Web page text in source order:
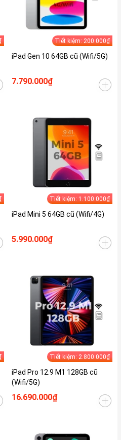
Tiết kiệm: 200.000₫
iPad Gen 10 64GB cũ (Wifi/5G)
7.790.000₫
Tiết kiệm: 1.100.000₫
iPad Mini 5 64GB cũ (Wifi/4G)
5.990.000₫
Tiết kiệm: 2.800.000₫
iPad Pro 12.9 M1 128GB cũ
(Wifi/5G)
16.690.000₫